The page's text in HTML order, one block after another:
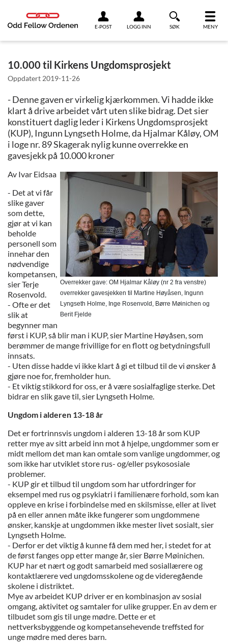
E-POST LOGG INN SØK MENY
10.000 til Kirkens Ungdomsprosjekt
Oppdatert 2019-11-26
- Denne gaven er virkelig kjærkommen. Vi hadde ikke
klart å drive arbeidet vårt uten slike bidrag. Det sier
konstituert daglig leder i Kirkens Ungdomsprosjekt
(KUP), Ingunn Lyngseth Holme, da Hjalmar Kåløy, OM
i loge nr. 89 Skagerak nylig kunne overrekke en
gavesjekk på 10.000 kroner
Overrekker gave: OM Hjalmar Kåløy (nr 2 fra venstre)
overrekker gavesjekken til Martine Høyåsen, Ingunn
Lyngseth Holme, Inge Rosenvold, Børre Møinichen og
Berit Fjelde
Av Ivar Eidsaa
- Det at vi får
slike gaver
som dette,
gjør at vi kan
beholde
personell som
innehar den
nødvendige
kompetansen,
sier Terje
Rosenvold.
- Ofte er det
slik at
begynner man
først i KUP, så blir man i KUP, sier Martine Høyåsen, som
berømmer de mange frivillige for en flott og betydningsfull
innsats.
- Uten disse hadde vi ikke klart å gi et tilbud til de vi ønsker å
gjøre noe for, fremholder hun.
- Et viktig stikkord for oss, er å være sosialfaglige sterke. Det
bidrar en slik gave til, sier Lyngseth Holme.
Ungdom i alderen 13-18 år
Det er fortrinnsvis ungdom i alderen 13-18 år som KUP
retter mye av sitt arbeid inn mot å hjelpe, ungdommer som er
midt mellom det man kan omtale som vanlige ungdommer, og
som ikke har utviklet store rus- og/eller psykososiale
problemer.
- KUP gir et tilbud til ungdom som har utfordringer for
eksempel med rus og psykiatri i familienære forhold, som kan
oppleve en krise i forbindelse med en skilsmisse, eller at livet
på en eller annen måte ikke fungerer som ungdommene
ønsker, kanskje at ungdommen ikke mester livet sosialt, sier
Lyngseth Holme.
- Derfor er det viktig å kunne få dem med her, i stedet for at
de først fanges opp etter mange år, sier Børre Møinichen.
KUP har et nært og godt samarbeid med sosiallærere og
kontaktlærere ved ungdomsskolene og de videregående
skolene i distriktet.
Mye av arbeidet KUP driver er en kombinasjon av sosial
omgang, aktivitet og samtaler for ulike grupper. En av dem er
tilbudet som gis til unge mødre. Dette er et
nettverksbyggende og kompetansehevende treffsted for
unge mødre med deres barn.